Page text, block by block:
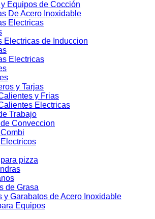
y Equipos de Cocción
De Acero Inoxidable
Electricas
Electricas de Induccion
Electricas
y Tarjas
y Frias
Electricas
Trabajo
Conveccion
pizza
de Grasa
y Garabatos de Acero Inoxidable
Equipos